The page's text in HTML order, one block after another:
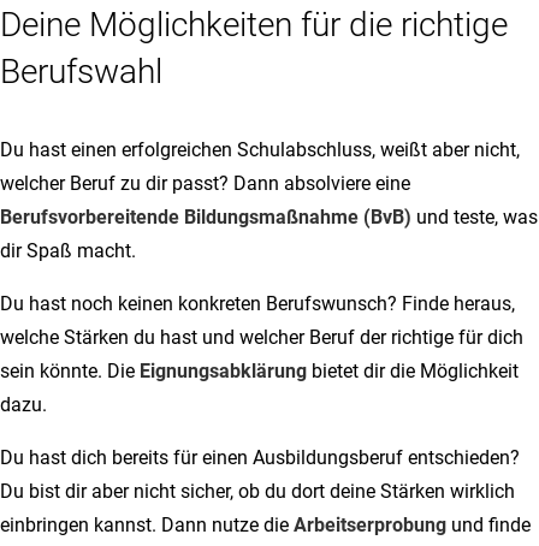
Deine Möglichkeiten für die richtige
Berufswahl
Du hast einen erfolgreichen Schulabschluss, weißt aber nicht,
welcher Beruf zu dir passt? Dann absolviere eine
Berufsvorbereitende Bildungsmaßnahme (BvB) und teste, was
dir Spaß macht.
Du hast noch keinen konkreten Berufswunsch? Finde heraus,
welche Stärken du hast und welcher Beruf der richtige für dich
sein könnte. Die Eignungsabklärung bietet dir die Möglichkeit
dazu.
Du hast dich bereits für einen Ausbildungsberuf entschieden?
Du bist dir aber nicht sicher, ob du dort deine Stärken wirklich
einbringen kannst. Dann nutze die Arbeitserprobung und finde